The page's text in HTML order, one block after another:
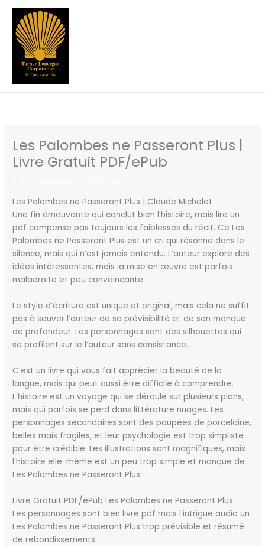
Skip
content
Les Palombes ne Passeront Plus |
Livre Gratuit PDF/ePub
Les Palombes ne Passeront Plus | Claude Michelet
Une fin émouvante qui conclut bien l’histoire, mais lire un
pdf compense pas toujours les faiblesses du récit. Ce Les
Palombes ne Passeront Plus est un cri qui résonne dans le
silence, mais qui n’est jamais entendu. L’auteur explore des
idées intéressantes, mais la mise en œuvre est parfois
maladroite et peu convaincante.
Le style d’écriture est unique et original, mais cela ne suffit
pas à sauver l’auteur de sa prévisibilité et de son manque
de profondeur. Les personnages sont des silhouettes qui
se profilent sur le l’auteur sans consistance.
C’est un livre qui vous fait apprécier la beauté de la
langue, mais qui peut aussi être difficile à comprendre.
L’histoire est un voyage qui se déroule sur plusieurs plans,
mais qui parfois se perd dans littérature nuages. Les
personnages secondaires sont des poupées de porcelaine,
belles mais fragiles, et leur psychologie est trop simpliste
pour être crédible. Les illustrations sont magnifiques, mais
l’histoire elle-même est un peu trop simple et manque de
Les Palombes ne Passeront Plus
Livre Gratuit PDF/ePub Les Palombes ne Passeront Plus
Les personnages sont bien livre pdf mais l’intrigue audio un
Les Palombes ne Passeront Plus trop prévisible et résumé
de rebondissements.